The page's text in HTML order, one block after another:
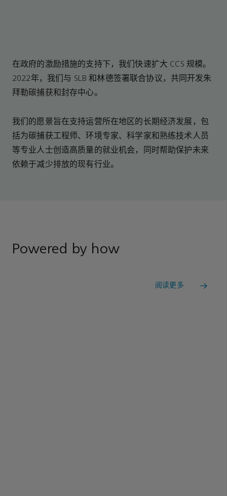
在政府的激励措施的支持下，我们快速扩大 CCS 规模。
2022年，我们与 SLB 和林德签署联合协议，共同开发朱
拜勒碳捕获和封存中心。
我们的愿景旨在支持运营所在地区的长期经济发展，包
括为碳捕获工程师、环境专家、科学家和熟练技术人员
等专业人士创造高质量的就业机会，同时帮助保护未来
依赖于减少排放的现有行业。
Powered by how
阅读更多